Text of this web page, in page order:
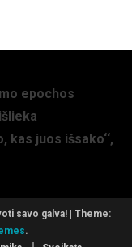
epochos
juos išsako‘‘,
savo galva!
Theme:
.